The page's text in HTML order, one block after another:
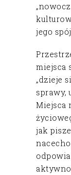
jego
miejsca
„dzieje
sprawy,
Miejsca
jak